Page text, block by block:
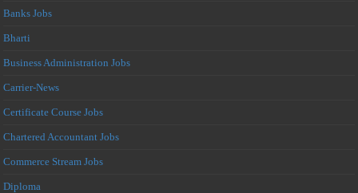
Banks Jobs
Bharti
Business Administration Jobs
Carrier-News
Certificate Course Jobs
Chartered Accountant Jobs
Commerce Stream Jobs
Diploma